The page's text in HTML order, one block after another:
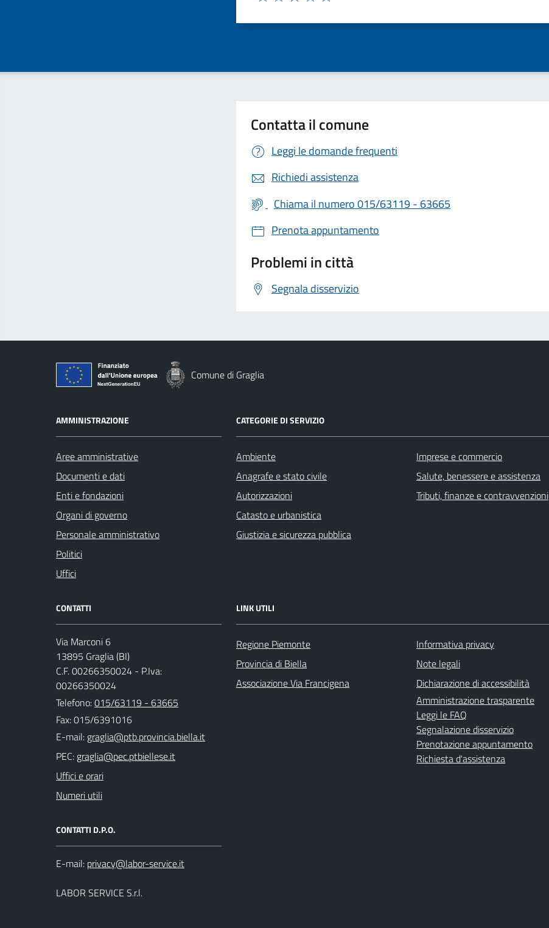
Contatta il comune
Leggi le domande frequenti
Richiedi assistenza
Chiama il numero 015/63119 - 63665
Prenota appuntamento
Problemi in città
Segnala disservizio
Comune di Graglia
AMMINISTRAZIONE
Aree amministrative
Documenti e dati
Enti e fondazioni
Organi di governo
Personale amministrativo
Politici
Uffici
CATEGORIE DI SERVIZIO
Ambiente
Anagrafe e stato civile
Autorizzazioni
Catasto e urbanistica
Giustizia e sicurezza pubblica
Imprese e commercio
Salute, benessere e assistenza
Tributi, finanze e contravvenzioni
CONTATTI
Via Marconi 6
13895 Graglia (BI)
C.F. 00266350024 - P.Iva:
00266350024
Telefono:015/63119 - 63665
Fax: 015/6391016
E-mail:
PEC:
Uffici e orari
Numeri utili
CONTATTI D.P.O.
E-mail:
LABOR SERVICE S.r.l.
LINK UTILI
Regione Piemonte
Provincia di Biella
Associazione Via Francigena
Informativa privacy
Note legali
Dichiarazione di accessibilità
Amministrazione trasparente
Leggi le FAQ
Segnalazione disservizio
Prenotazione appuntamento
Richiesta d'assistenza